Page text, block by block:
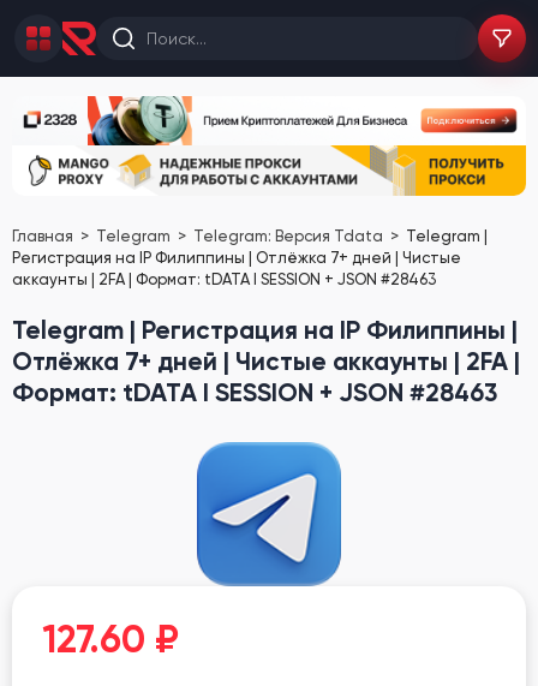
Главная Telegram Telegram: Версия Tdata
Telegram |
Регистрация на IP Филиппины | Отлёжка 7+ дней | Чистые
аккаунты | 2FA | Формат: tDATA I SESSION + JSON #28463
Telegram | Регистрация на IP Филиппины |
Отлёжка 7+ дней | Чистые аккаунты | 2FA |
Формат: tDATA I SESSION + JSON #28463
127.60 ₽